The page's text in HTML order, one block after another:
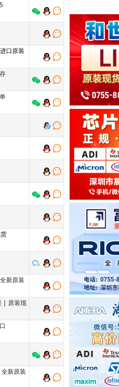
口原装
全新原装
| 原装现
全新原装